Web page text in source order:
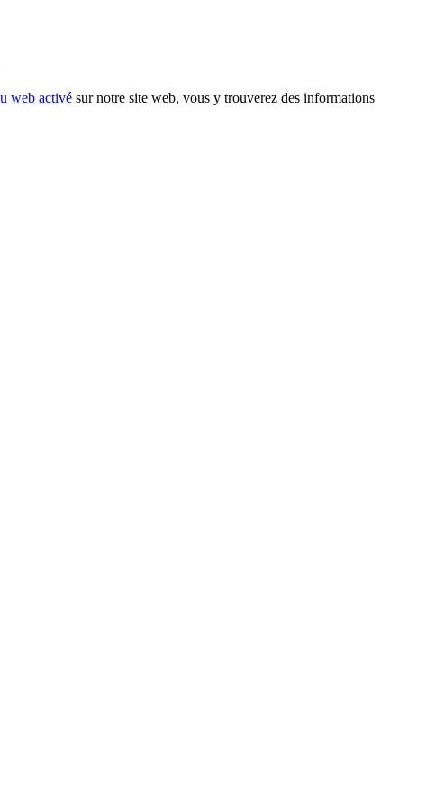
web activé sur notre site web, vous y trouverez des informations